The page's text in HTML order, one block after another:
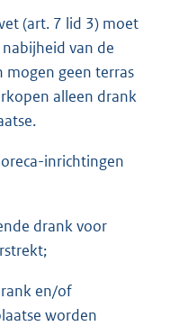
(art. 7 lid 3) moet
van de
mogen geen terras
alleen drank
inrichtingen
drank voor
en/of
worden